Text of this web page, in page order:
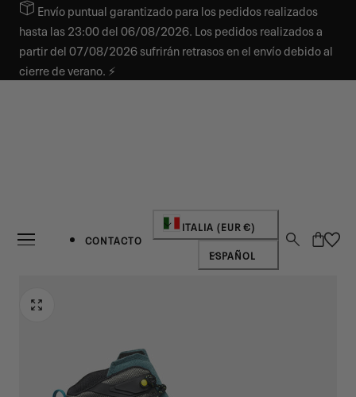
AL CONTENIDOEnvío puntual garantizado para los pedidos realizados
hasta las 23:00 del 06/08/2026. Los pedidos realizados a
partir del 07/08/2026 sufrirán retrasos en el envío debido al
cierre de verano. ⚡
CONTACTO
País/región
ITALIA (EUR €)
Idioma
ESPAÑOL
Carro